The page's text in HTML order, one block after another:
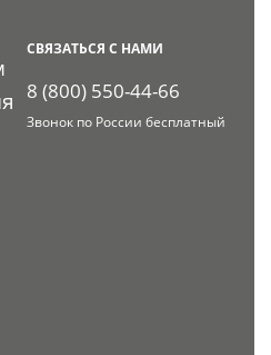
СВЯЗАТЬСЯ С НАМИ
8 (800) 550-44-66
Звонок по России бесплатный